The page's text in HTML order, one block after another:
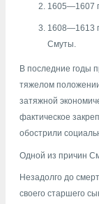
1605—1607
1608—1613
Смуты.
В последние годы
тяжелом
затяжной
фактическое
обострили
Одной из причин
Незадолго до
своего старшего